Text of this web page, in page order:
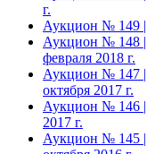
г.
Аукцион № 149 |
Аукцион № 148 |
февраля 2018 г.
Аукцион № 147 |
октября 2017 г.
Аукцион № 146 |
2017 г.
Аукцион № 145 |